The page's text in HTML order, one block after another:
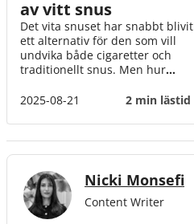
av vitt snus
Det vita snuset har snabbt blivit
ett alternativ för den som vill
undvika både cigaretter och
traditionellt snus. Men hur
den nya produkten?
2025-08-21 2 min lästid
Nicki Monsefi
Content Writer